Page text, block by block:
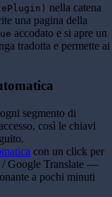
nella catena
una pagina della
accodato e si apre un
tradotta e permette ai
segmento di
così le chiavi
con un click per
Google Translate —
a pochi minuti